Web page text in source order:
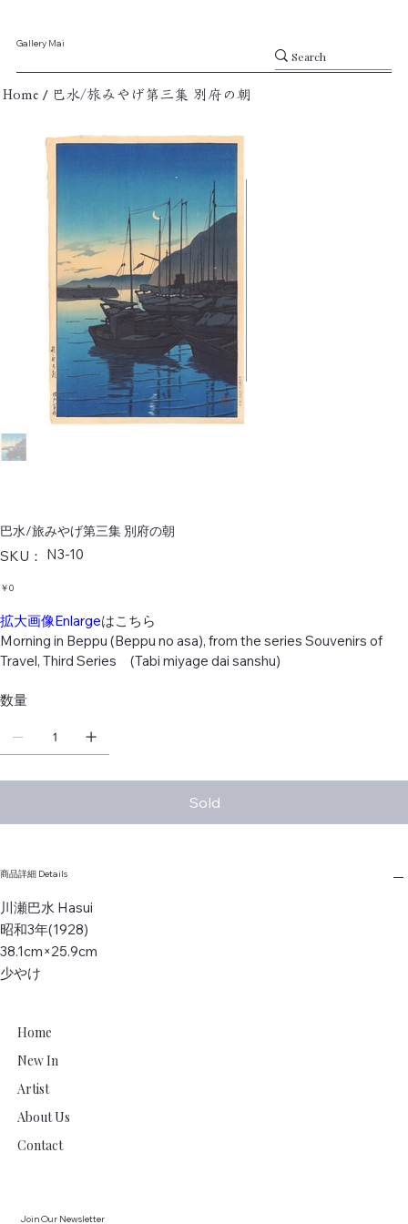
Gallery Mai
Home / 巴水/旅みやげ第三集 別府の朝
巴水/旅みやげ第三集 別府の朝
SKU：
SKU：
N3-
N3-10
価￥0
拡大画像Enlargeはこちら
Morning in Beppu (Beppu no asa), from the series Souvenirs of
Travel, Third Series (Tabi miyage dai sanshu)
数量
Sold
商品詳細 Details
川瀬巴水 Hasui
昭和3年(1928)
38.1cm×25.9cm
少やけ
Home
New In
Artist
About Us
Contact
Join Our Newsletter